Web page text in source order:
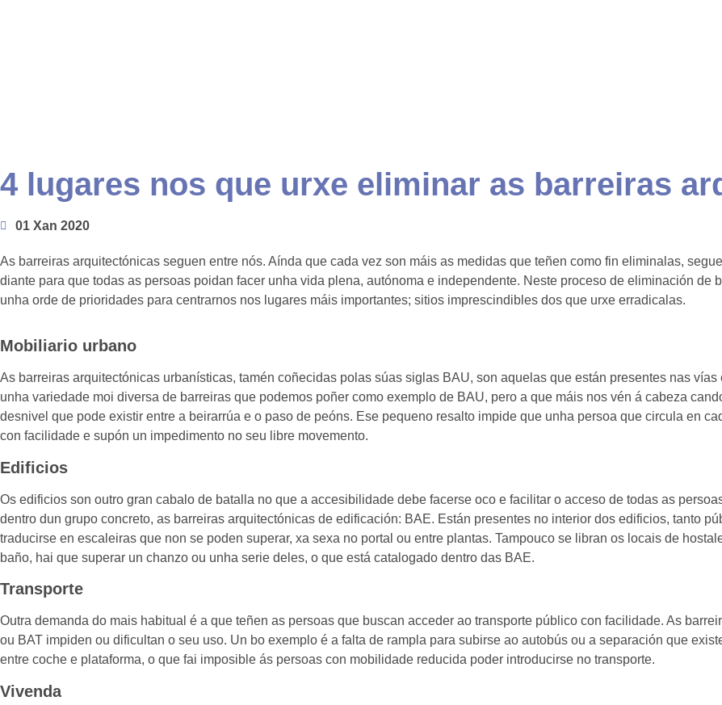
4 lugares nos que urxe eliminar as barreiras
01 Xan 2020
As barreiras arquitectónicas seguen entre nós. Aínda que cada vez son máis as medidas que teñen como fin eliminalas,
diante para que todas as persoas poidan facer unha vida plena, autónoma e independente. Neste proceso de eliminación de
unha orde de prioridades para centrarnos nos lugares máis importantes; sitios imprescindibles dos que urxe erradicalas.
Mobiliario urbano
As barreiras arquitectónicas urbanísticas, tamén coñecidas polas súas siglas BAU, son aquelas que están presentes nas
unha variedade moi diversa de barreiras que podemos poñer como exemplo de BAU, pero a que máis nos vén á cabeza
desnivel que pode existir entre a beirarrúa e o paso de peóns. Ese pequeno resalto impide que unha persoa que circula en
con facilidade e supón un impedimento no seu libre movemento.
Edificios
Os edificios son outro gran cabalo de batalla no que a accesibilidade debe facerse oco e facilitar o acceso de todas as
dentro dun grupo concreto, as barreiras arquitectónicas de edificación: BAE. Están presentes no interior dos edificios, tanto
traducirse en escaleiras que non se poden superar, xa sexa no portal ou entre plantas. Tampouco se libran os locais de
baño, hai que superar un chanzo ou unha serie deles, o que está catalogado dentro das BAE.
Transporte
Outra demanda do mais habitual é a que teñen as persoas que buscan acceder ao transporte público con facilidade. As
ou BAT impiden ou dificultan o seu uso. Un bo exemplo é a falta de rampla para subirse ao autobús ou a separación que
entre coche e plataforma, o que fai imposible ás persoas con mobilidade reducida poder introducirse no transporte.
Vivenda